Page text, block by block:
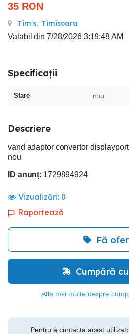
35 RON
Timis, Timisoara
Valabil din 7/28/2026 3:19:48 AM
Specificații
Stare nou
Descriere
vand adaptor convertor
nou
ID anunț: 1729894924
Vizualizări: 0
Raportează
Fă
Cumpără
Află mai multe despre
Pentru a contacta acest